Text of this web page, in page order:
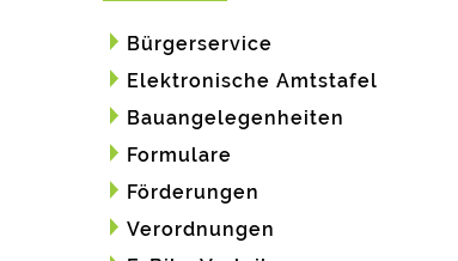
Bürgerservice
Elektronische Amtstafel
Bauangelegenheiten
Formulare
Förderungen
Verordnungen